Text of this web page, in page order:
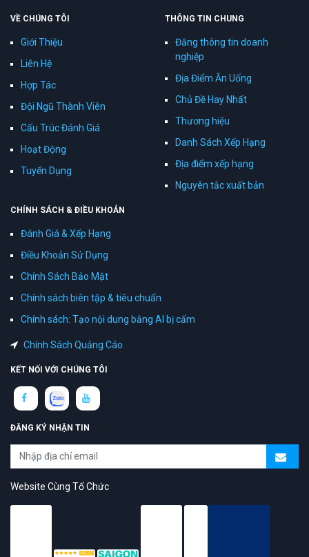
VỀ CHÚNG TÔI
Giới Thiệu
Liên Hệ
Hợp Tác
Đội Ngũ Thành Viên
Cấu Trúc Đánh Giá
Hoạt Động
Tuyển Dụng
THÔNG TIN CHUNG
Đăng thông tin doanh
nghiệp
Địa Điểm Ăn Uống
Chủ Đề Hay Nhất
Thương hiệu
Danh Sách Xếp Hạng
Địa điểm xếp hạng
Nguyên tắc xuất bản
CHÍNH SÁCH & ĐIỀU KHOẢN
Đánh Giá & Xếp Hạng
Điều Khoản Sử Dụng
Chính Sách Bảo Mật
Chính sách biên tập & tiêu chuẩn
Chính sách: Tạo nội dung bằng AI bị cấm
Chính Sách Quảng Cáo
KẾT NỐI VỚI CHÚNG TÔI
ĐĂNG KÝ NHẬN TIN
Website Cùng Tổ Chức